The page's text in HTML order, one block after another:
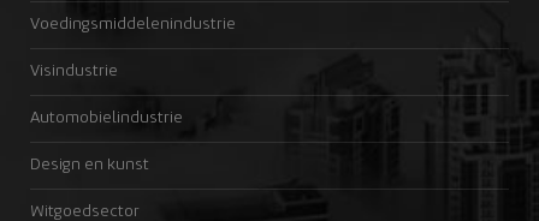
Voedingsmiddelenindustrie
Visindustrie
Automobielindustrie
Design en kunst
Witgoedsector